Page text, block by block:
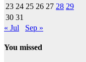
23 24 25 26 27 28 29
30 31
« Jul
Sep »
You missed